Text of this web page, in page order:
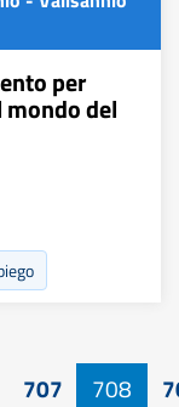
per
del
707 708